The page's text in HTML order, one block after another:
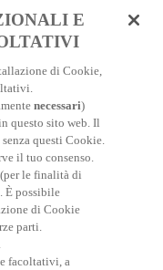
acquista
e acquista online la
per viaggiare
E
di Cookie,
necessari)
questo sito web. Il
questi Cookie.
il tuo consenso.
le finalità di
È possibile
di Cookie
parti.
.
facoltativi, a